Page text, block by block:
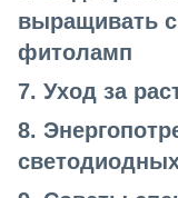
выращивать
фитоламп
7. Уход за
8.